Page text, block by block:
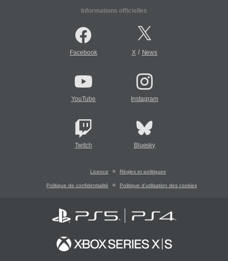
Informations officielles
Facebook X/ News
YouTube Instagram
Twitch Bluesky
Licence Règles et politiques
Politique de confidentialité Politique d'utilisation des cookies